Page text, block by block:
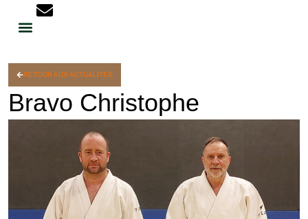
RETOUR AUX ACTUALITÉS
Bravo Christophe